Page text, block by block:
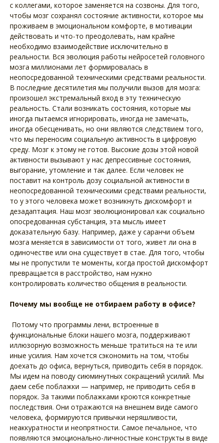
с коллегами, которое заменяется на созвоны. Для того,
чтобы мозг сохранял состояние активности, которое мы
проживаем в эмоциональном комфорте, в мотивации
действовать и что-то преодолевать, нам крайне
необходимо взаимодействие исключительно в
реальности. Вся эволюция работы нейросетей головного
мозга миллионами лет формировалась в
неопосредованной техническими средствами реальности.
В последние десятилетия мы получили вызов для мозга:
произошел экстремальный вход в эту техническую
реальность. Стали возникать состояния, которые мы
иногда пытаемся игнорировать, иногда не замечать,
иногда обесценивать, но они являются следствием того,
что мы переносим социальную активность в цифровую
среду. Мозг к этому не готов. Высокие дозы этой новой
активности вызывают у нас депрессивные состояния,
выгорание, утомление и так далее. Если человек не
поставит на контроль дозу социальной активности в
неопосредованной техническими средствами реальности,
то у этого человека может возникнуть дискомфорт и
дезадаптация. Наш мозг эволюционировал как социально
опосредованная субстанция, эта мысль имеет
доказательную базу. Например, даже у саранчи объем
мозга меняется в зависимости от того, живет ли она в
одиночестве или она существует в стае. Для того, чтобы
мы не пропустили те моменты, когда простой дискомфорт
превращается в расстройство, нам нужно
контролировать количество общения в реальности.
Почему мы вообще не отбираем работу в офисе?
Потому что программы лени, встроенные в
функциональные блоки нашего мозга, поддерживают
иллюзорную возможность меньше тратиться на те или
иные усилия. Нам хочется сэкономить на том, чтобы
доехать до офиса, вернуться, приводить себя в порядок.
Мы идем на поводу сиюминутных сокращений усилий. Мы
даем себе поблажки — например, не приводить себя в
порядок. За такими поблажками кроются конкретные
последствия. Они отражаются на внешнем виде самого
человека, формируются привычки неряшливости,
неаккуратности и неопрятности. Самое печальное, что
появляются эмоционально-личностные конструкты в виде